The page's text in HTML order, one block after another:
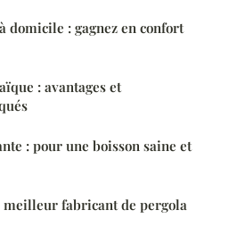
domicile : gagnez en confort
: avantages et
: pour une boisson saine et
fabricant de pergola